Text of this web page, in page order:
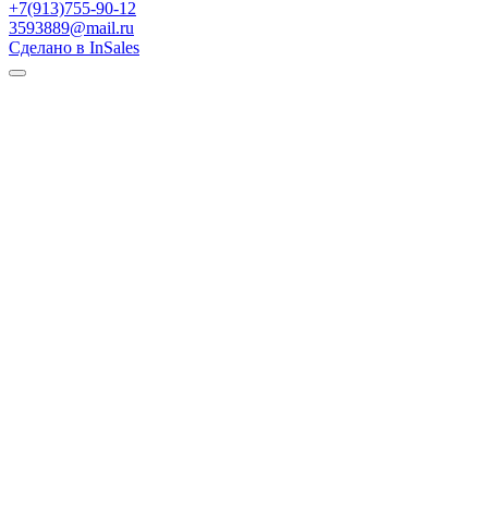
+7(913)755-90-12
3593889@mail.ru
Сделано в InSales